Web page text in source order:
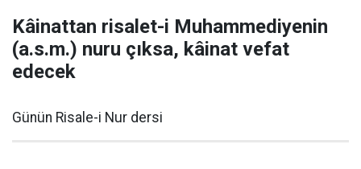
Kâinattan risalet-i Muhammediyenin
(a.s.m.) nuru çıksa, kâinat vefat
edecek
Günün Risale-i Nur dersi